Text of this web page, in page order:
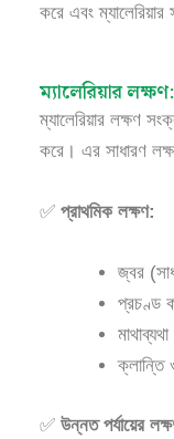
করে এবং
ম্যালেরিয়ার লক্ষণ:
ম্যালেরিয়ার লক্ষণ
করে। এর সাধারণ
✅প্রাথমিক লক্ষণ:
জ্বর
প্রচণ্ড
মাথাব্যথা
ক্লান্তি
✅উন্নত পর্যায়ের